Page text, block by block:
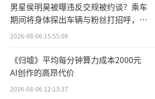
男星侯明昊被曝违反交规被约谈？乘车
期间将身体探出车辆与粉丝打招呼，当
地交警回应
2026-08-06 15:55:06
《归墟》平均每分钟算力成本2000元
AI创作的高昂代价
2026-08-06 12:13:37